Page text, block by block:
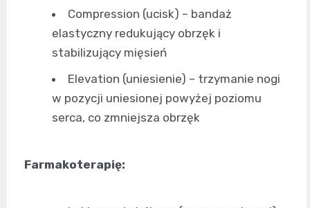
Compression (ucisk) – bandaż
elastyczny redukujący obrzęk i
stabilizujący mięsień
Elevation (uniesienie) – trzymanie nogi
w pozycji uniesionej powyżej poziomu
serca, co zmniejsza obrzęk
Farmakoterapię: